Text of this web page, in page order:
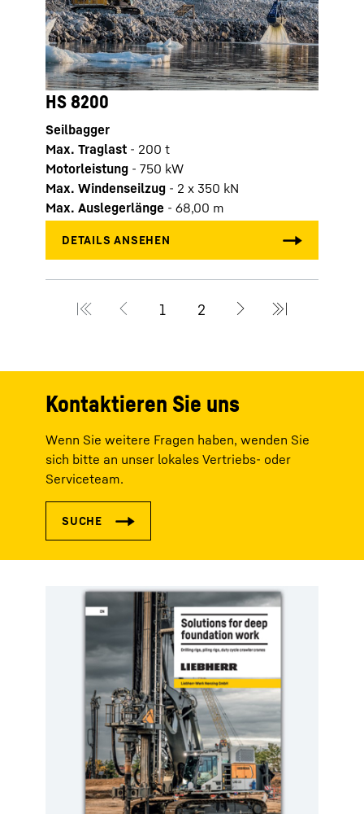
HS 8200
Seilbagger
Max. Traglast - 200 t
Motorleistung - 750 kW
Max. Windenseilzug - 2 x 350 kN
Max. Auslegerlänge - 68,00 m
Kontaktieren Sie uns
Wenn Sie weitere Fragen haben, wenden Sie
sich bitte an unser lokales Vertriebs- oder
Serviceteam.